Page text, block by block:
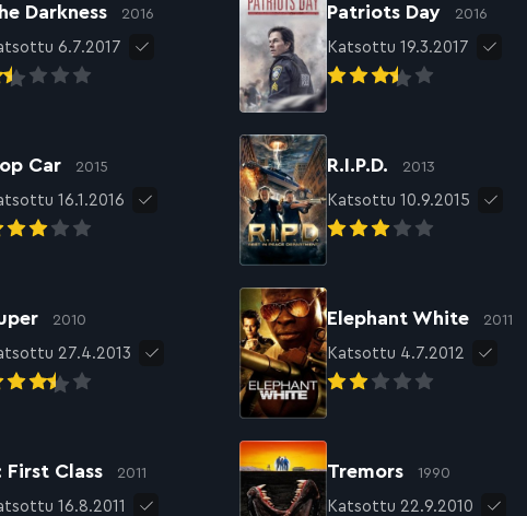
Darkness 2016
6.7.2017
Patriots Day 2016
Katsottu 19.3.2017
Car 2015
16.1.2016
R.I.P.D. 2013
Katsottu 10.9.2015
2010
27.4.2013
Elephant White 2011
Katsottu 4.7.2012
First Class 2011
16.8.2011
Tremors 1990
Katsottu 22.9.2010